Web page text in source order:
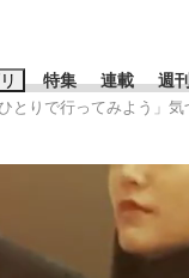
特集 連載 週
ードタグ一覧
とりで行ってみよう」